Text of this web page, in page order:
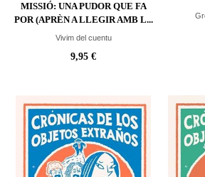
MISSIÓ: UNA PUDOR QUE FA
POR (APRÈN A LLEGIR AMB L...
Vivim del cuentu
9,95 €